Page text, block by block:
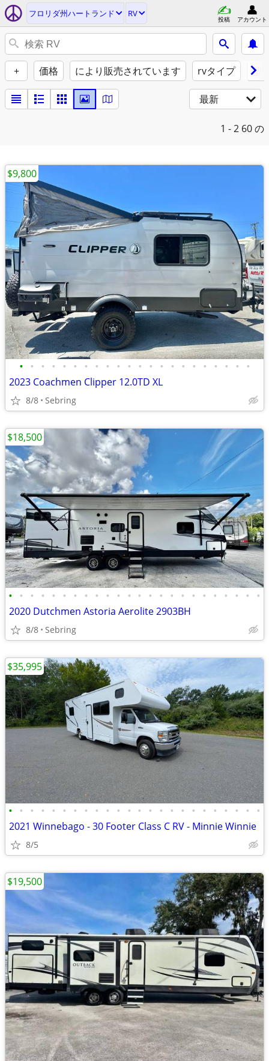
フロリダ州ハートランド RV
投稿 アカウント
+ 価格 により販売されています rvタイプ 型
最新
1 - 2 60 の
• • • • • • • • • • • • • • • • • • • • • •
2023 Coachmen Clipper 12.0TD XL
8/8 Sebring
$9,800
• • • • • • • • • • • • • • • • • • • • • • • •
2020 Dutchmen Astoria Aerolite 2903BH
8/8 Sebring
$18,500
• • • • • • • • • • • • • • • • • • • • • • • •
2021 Winnebago - 30 Footer Class C RV - Minnie Winnie
8/5
$35,995
$19,500